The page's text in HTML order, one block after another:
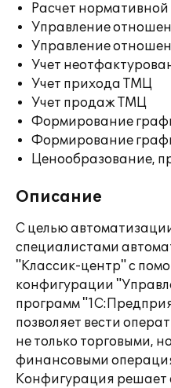
Расчет нормативной
Управление
Управление
Учет
Учет прихода ТМЦ
Учет продаж ТМЦ
Формирование
Формирование
Ценообразование,
Описание
С целью
специалистами
"Классик-центр" с
конфигурации
программ
позволяет вести
не только торговыми,
финансовыми
Конфигурация решает